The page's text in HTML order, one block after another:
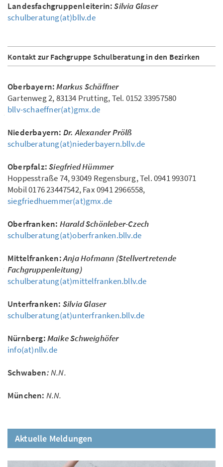
Landesfachgruppenleiterin:Silvia Glaser
schulberatung(at)bllv.de
Kontakt zur Fachgruppe Schulberatung in den Bezirken
Oberbayern:Markus Schäffner
Gartenweg 2, 83134 Prutting, Tel. 0152 33957580
bllv-schaeffner(at)gmx.de
Niederbayern: Dr. Alexander Prölß
schulberatung(at)niederbayern.bllv.de
Oberpfalz:Siegfried Hümmer
Hoppesstraße 74, 93049 Regensburg, Tel. 0941 993071
Mobil 0176 23447542, Fax 0941 2966558,
siegfriedhuemmer(at)gmx.de
Oberfranken: Harald Schönleber-Czech
schulberatung(at)oberfranken.bllv.de
Mittelfranken:Anja Hofmann (Stellvertretende
Fachgruppenleitung)
schulberatung(at)mittelfranken.bllv.de
Unterfranken: Silvia Glaser
schulberatung(at)unterfranken.bllv.de
Nürnberg:Maike Schweighöfer
info(at)nllv.de
Schwaben:N.N.
München: N.N.
Aktuelle Meldungen